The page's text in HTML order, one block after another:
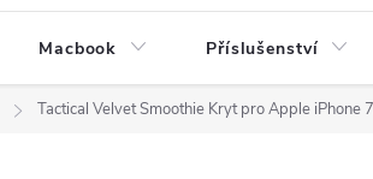
Macbook Příslušenství
Tactical Velvet Smoothie Kryt pro Apple